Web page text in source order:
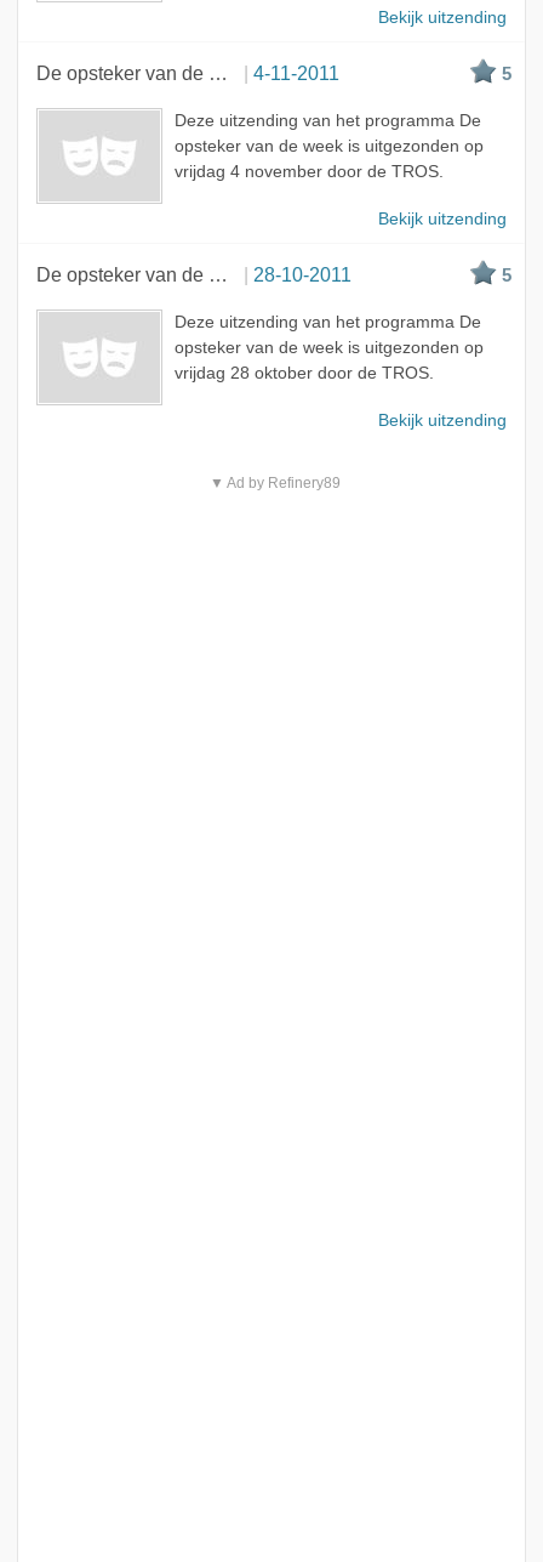
Bekijk uitzending
De opsteker van de week 4-11-2011 5
Deze uitzending van het programma De
opsteker van de week is uitgezonden op
vrijdag 4 november door de TROS.
Bekijk uitzending
De opsteker van de week 28-10-2011 5
Deze uitzending van het programma De
opsteker van de week is uitgezonden op
vrijdag 28 oktober door de TROS.
Bekijk uitzending
▼ Ad by Refinery89